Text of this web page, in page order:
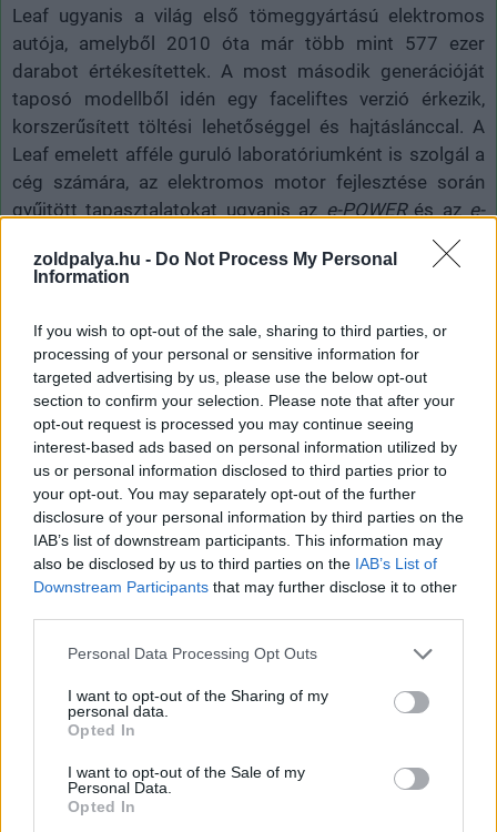
zoldpalya.hu - Do Not Process My Personal
Information
If you wish to opt-out of the sale, sharing to third parties, or
processing of your personal or sensitive information for
targeted advertising by us, please use the below opt-out
section to confirm your selection. Please note that after your
opt-out request is processed you may continue seeing
interest-based ads based on personal information utilized by
us or personal information disclosed to third parties prior to
your opt-out. You may separately opt-out of the further
disclosure of your personal information by third parties on the
IAB’s list of downstream participants. This information may
also be disclosed by us to third parties on the IAB’s List of
Downstream Participants that may further disclose it to other
Please note that this website/app uses one or more Google
not limited to your visit or usage behaviour. You may click to
grant or deny consent to Google and its third-party tags to
use your data for below specified purposes in below Google
consent section.
Personal Data Processing Opt Outs
I want to opt-out of the Sharing of my
personal data.
Opted In
I want to opt-out of the Sale of my
Personal Data.
Opted In
Leaf ugyanis a világ első tömeggyártású elektromos
autója, amelyből 2010 óta már több mint 577 ezer
darabot értékesítettek. A most második generációját
taposó modellből idén egy faceliftes verzió érkezik,
korszerűsített töltési lehetőséggel és hajtáslánccal. A
Leaf emelett afféle guruló laboratóriumként is szolgál a
cég számára, az elektromos motor fejlesztése során
gyűjtött tapasztalatokat ugyanis az e-POWERés az e-
A Nissan Qashqai-ban debütál az e-POWER hajtáslánc, amely az
elektromos autók dinamikáját kínálja, hatótávpara nélkül (Fotó:
Nissan)
amely az elektromos autók dinamikáját kínálja,
hatótávpara nélkül (Fotó: Nissan)
A japán márka által a Renault-Nissan-Mitsubishi Alliance
számára fejlesztett, kifejezetten elektromos autóknál